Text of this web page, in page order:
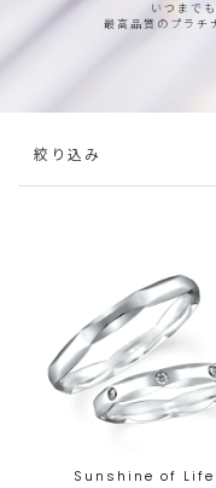
いつまで
最高品質のプラチ
絞り込み
Sunshine of Life